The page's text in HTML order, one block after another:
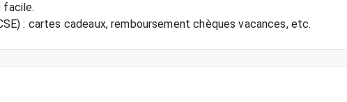
facile.
: cartes cadeaux, remboursement chèques vacances, etc.